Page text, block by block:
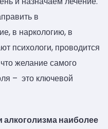
в
в наркологию, в
психологи, проводится
желание самого
– это ключевой
наиболее